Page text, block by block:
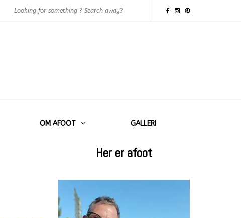
OM AFOOT GALLERI
Her er afoot